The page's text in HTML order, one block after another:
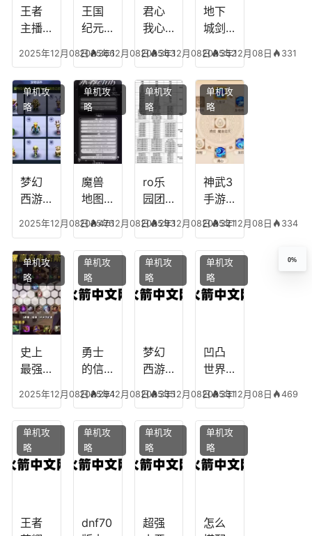
什么
模式
五雷
版哪
个组
合平
王者
主播
搭
配，
王者
最强
的主
播
2025年12月08日 366
王国
纪元
搭
配，
王国
纪元
最强
2025年12月08日 363
君心
我心
宫攻
略，
君心
我心
剧情
文本
2025年12月08日 352
地下
城剑
能加
点
图，
地下
城剑
神用
什么
装备
2025年12月08日 331
梦幻
西游
凡，
梦幻
十二
生肖
2025年12月08日 476
单机攻
略
魔兽
地图
任务
攻
略，
魔兽
世界
2025年12月08日 293
单机攻
略
ro乐
园团
附
魔，
乐园
团装
备任
2025年12月08日 321
单机攻
略
神武3
手游
辅助
技能
加
点，
神武
龙宫
怎么
2025年12月08日 334
单机攻
略
史上
最强
容搭
配，
最强
法师
2025年12月08日 294
单机攻
略
勇士
的信
物技
能，
勇士
的信
仰宠
个好
2025年12月08日 335
单机攻
略
梦幻
西游
炼丹
炉攻
略，
梦幻
西游
炉攻
2025年12月08日 331
单机攻
略
凹凸
世界
全部
阵容
搭
配，
凹凸
阵容
2025年12月08日 469
单机攻
略
王者
单机攻
略
dnf70
单机攻
略
超强
单机攻
略
怎么
单机攻
略
0%